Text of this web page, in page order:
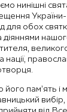
нинішні
України-
для обох
діяннями
його пам’ять